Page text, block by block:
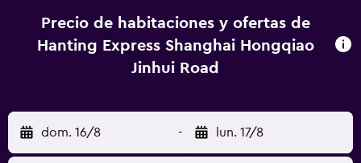
Precio de habitaciones y ofertas de
Hanting Express Shanghai Hongqiao
Jinhui Road
dom. 16/8 - lun. 17/8